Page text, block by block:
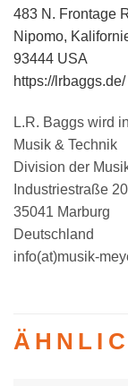
483 N. Frontage
Nipomo,
93444 USA
https://lrbaggs.de/
L.R. Baggs wird
Musik & Technik
Division der
Industriestraße 20
35041 Marburg
Deutschland
info(at)musik-